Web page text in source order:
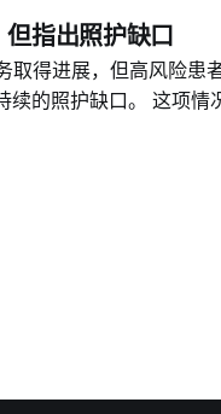
再次到访的体验质量。
提升生活质量的更广泛
指出照护缺口
取得进展，但高风险患
的照护缺口。 这项情
二次会议上作出的。 会